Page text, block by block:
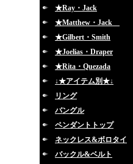
★Ray・Jack
★Matthew・Jack
★Gilbert・Smith
★Joelias・Draper
★Rita・Quezada
↓★アイテム別★↓
リング
バングル
ペンダントトップ
ネックレス&ボロタイ
バックル&ベルト